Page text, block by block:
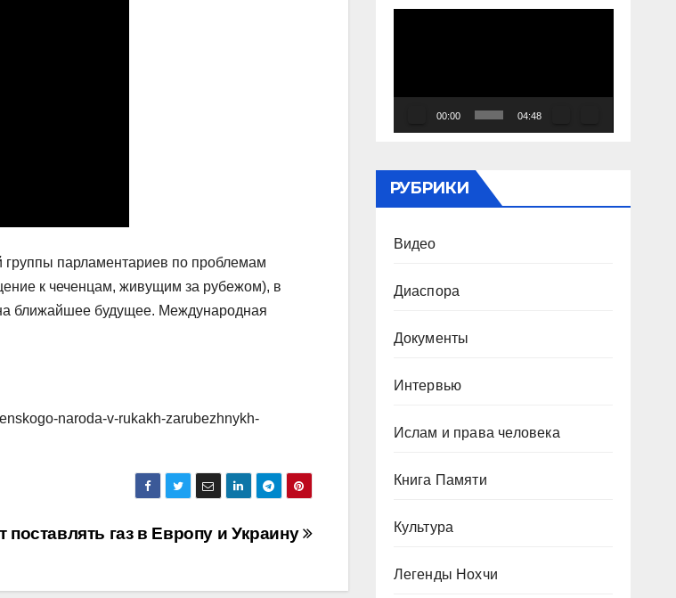
парламентариев по проблемам
к чеченцам, живущим за рубежом), в
ближайшее будущее. Международная
naroda-v-rukakh-zarubezhnykh-
газ в Европу и Украину
00:00 04:48
РУБРИКИ
Видео
Диаспора
Документы
Интервью
Ислам и права человека
Книга Памяти
Культура
Легенды Нохчи